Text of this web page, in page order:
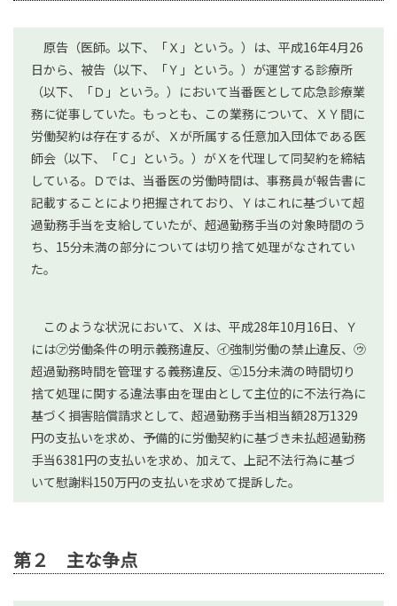
原告（医師。以下、「Ｘ」という。）は、平成16年4月26
日から、被告（以下、「Ｙ」という。）が運営する診療所
（以下、「Ｄ」という。）において当番医として応急診療業
務に従事していた。もっとも、この業務について、ＸＹ間に
労働契約は存在するが、Ｘが所属する任意加入団体である医
師会（以下、「Ｃ」という。）がＸを代理して同契約を締結
している。Ｄでは、当番医の労働時間は、事務員が報告書に
記載することにより把握されており、Ｙはこれに基づいて超
過勤務手当を支給していたが、超過勤務手当の対象時間のう
ち、15分未満の部分については切り捨て処理がなされてい
た。
このような状況において、Ｘは、平成28年10月16日、Ｙ
には㋐労働条件の明示義務違反、㋑強制労働の禁止違反、㋒
超過勤務時間を管理する義務違反、㋓15分未満の時間切り
捨て処理に関する違法事由を理由として主位的に不法行為に
基づく損害賠償請求として、超過勤務手当相当額28万1329
円の支払いを求め、予備的に労働契約に基づき未払超過勤務
手当6381円の支払いを求め、加えて、上記不法行為に基づ
いて慰謝料150万円の支払いを求めて提訴した。
第２ 主な争点